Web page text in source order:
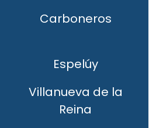
Carboneros
Espelúy
Villanueva de la
Reina